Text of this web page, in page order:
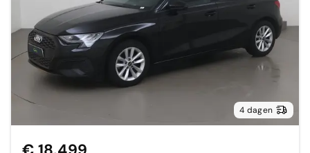
4 dagen